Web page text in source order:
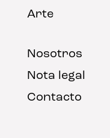
Arte
Nosotros
Nota legal
Contacto